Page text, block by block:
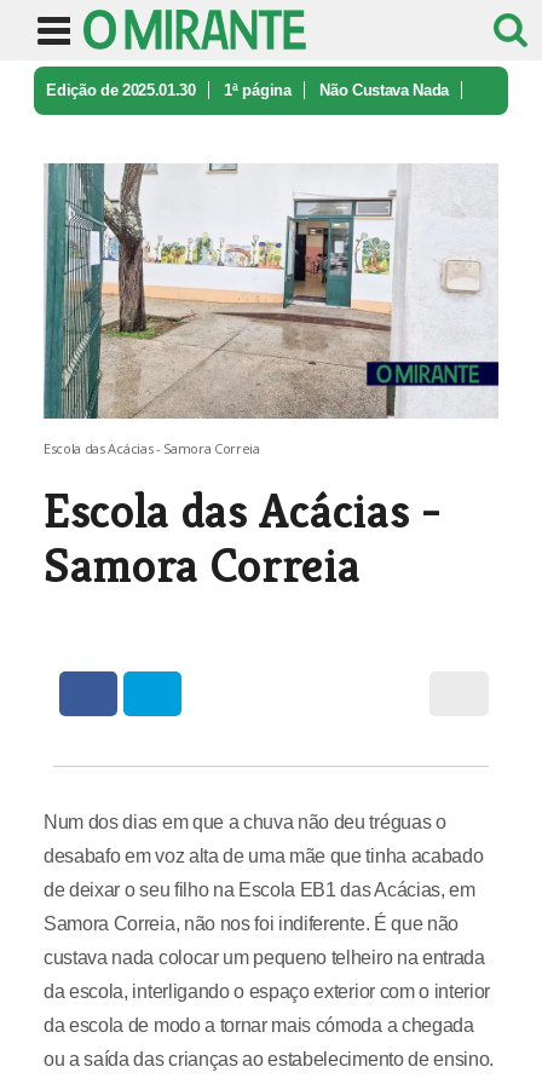
Edição de 2025.01.30 1ª página Não Custava Nada
Escola das Acácias - Samora Correia
Escola das Acácias -
Samora Correia
Num dos dias em que a chuva não deu tréguas o
desabafo em voz alta de uma mãe que tinha acabado
de deixar o seu filho na Escola EB1 das Acácias, em
Samora Correia, não nos foi indiferente. É que não
custava nada colocar um pequeno telheiro na entrada
da escola, interligando o espaço exterior com o interior
da escola de modo a tornar mais cómoda a chegada
ou a saída das crianças ao estabelecimento de ensino.